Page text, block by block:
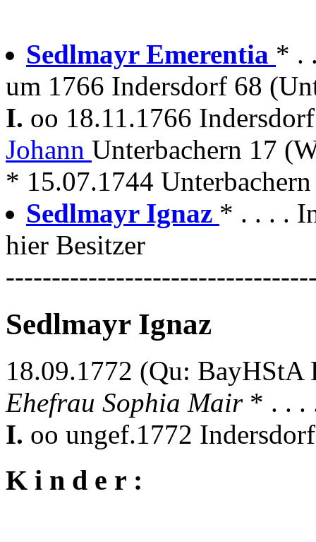
Sedlmayr Emerentia * .
um 1766 Indersdorf 68
I. oo 18.11.1766
Johann Unterbachern 17
* 15.07.1744
Sedlmayr Ignaz * . . . .
hier Besitzer
Sedlmayr Ignaz
18.09.1772 (Qu:
Ehefrau Sophia Mair * . . .
I. oo ungef.1772 Indersdorf
K i n d e r :